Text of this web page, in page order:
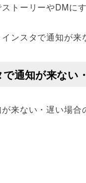
トーリーやDMに
ンスタで通知が来
通知が来ない
来ない・遅い場合